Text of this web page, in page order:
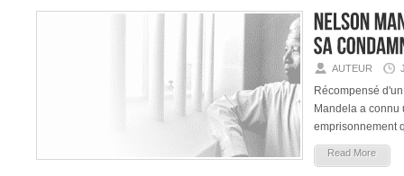
AUTEUR
Récompensé
Mandela a
emprisonnement
Read More